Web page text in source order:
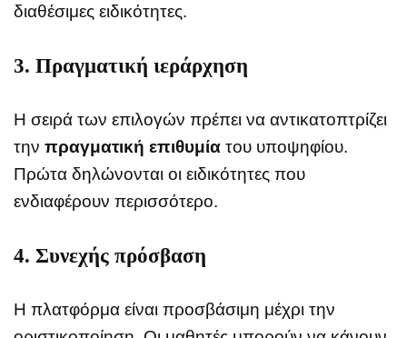
διαθέσιμες ειδικότητες.
3. Πραγματική ιεράρχηση
Η σειρά των επιλογών πρέπει να αντικατοπτρίζει
την πραγματική επιθυμία του υποψηφίου.
Πρώτα δηλώνονται οι ειδικότητες που
ενδιαφέρουν περισσότερο.
4. Συνεχής πρόσβαση
Η πλατφόρμα είναι προσβάσιμη μέχρι την